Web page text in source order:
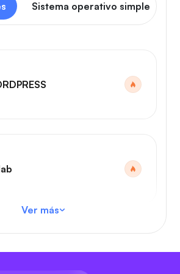
Sistema operativo simple
VS
Ver más